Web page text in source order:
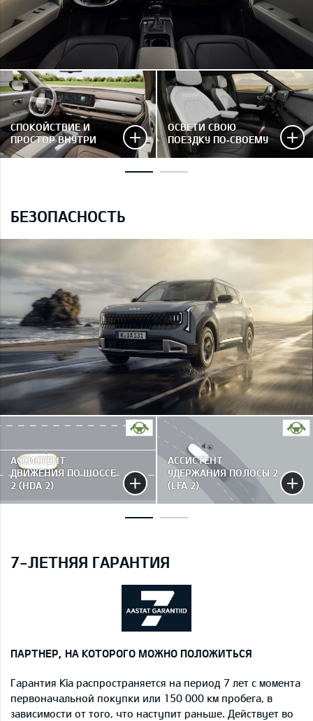
СПОКОЙСТВИЕ И
ПРОСТОР ВНУТРИ
ОСВЕТИ СВОЮ
ПОЕЗДКУ ПО‑СВОЕМУ
БЕЗОПАСНОСТЬ
АССИСТЕНТ
ДВИЖЕНИЯ ПО ШОССЕ
2 (HDA 2)
АССИСТЕНТ
УДЕРЖАНИЯ ПОЛОСЫ 2
(LFA 2)
7-ЛЕТНЯЯ ГАРАНТИЯ
ПАРТНЕР, НА КОТОРОГО МОЖНО ПОЛОЖИТЬСЯ
Гарантия Kia распространяется на период 7 лет с момента
первоначальной покупки или 150 000 км пробега, в
зависимости от того, что наступит раньше. Действует во